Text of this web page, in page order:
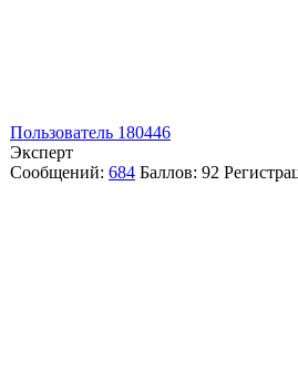
Пользователь 180446
Эксперт
Сообщений: 684 Баллов: 92